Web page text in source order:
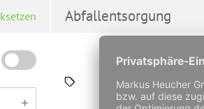
Abfallentsorgung